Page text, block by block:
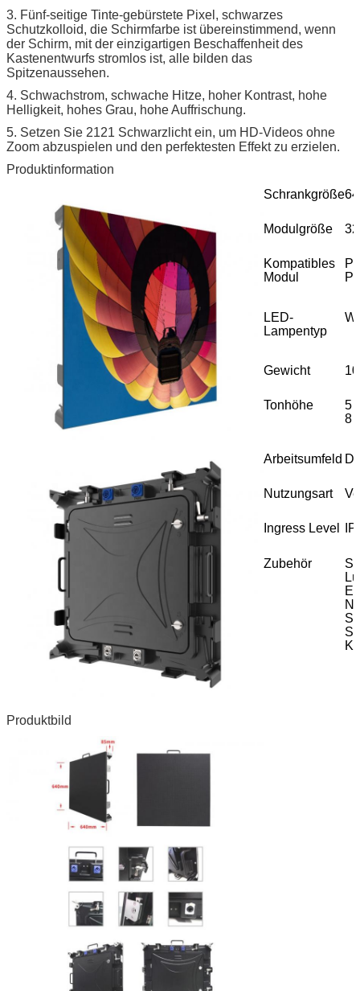
3. Fünf-seitige Tinte-gebürstete Pixel, schwarzes
Schutzkolloid, die Schirmfarbe ist übereinstimmend, wenn
der Schirm, mit der einzigartigen Beschaffenheit des
Kastenentwurfs stromlos ist, alle bilden das
Spitzenaussehen.
4. Schwachstrom, schwache Hitze, hoher Kontrast, hohe
Helligkeit, hohes Grau, hohe Auffrischung.
5. Setzen Sie 2121 Schwarzlicht ein, um HD-Videos ohne
Zoom abzuspielen und den perfektesten Effekt zu erzielen.
Produktinformation
Schrankgröße
Modulgröße
Kompatibles
Modul
LED-
Lampentyp
Gewicht
Tonhöhe
5
8
Arbeitsumfeld
Nutzungsart
Ingress Level
Zubehör
Produktbild